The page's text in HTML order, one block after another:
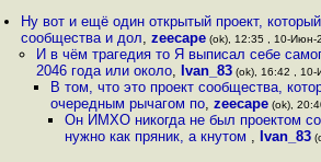
Ну вот и ещё один открытый проект,
сообщества и дол,zeecape (ok), 12:35 , 10-Июн-
И в чём трагедия то Я выписал себе
2046 года или около, Ivan_83(ok), 16:42 , 10-
В том, что это проект сообщества,
очередным рычагом по, zeecape(ok),
Он ИМХО никогда не был проектом
нужно как пряник, а кнутом , Ivan_83